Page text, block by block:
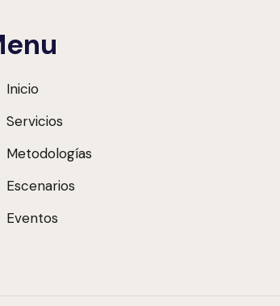
Inicio
Servicios
Metodologías
Escenarios
Eventos